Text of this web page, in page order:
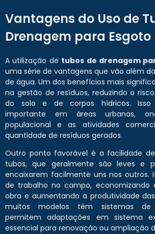
Vantagens do Uso de
Drenagem para Esgoto
A utilização de tubos de drenagem
uma série de vantagens que vão além
de água. Um dos benefícios mais
na gestão de resíduos, reduzindo o
do solo e de corpos hídricos. Isso
importante em áreas urbanas,
populacional e as atividades
quantidade de resíduos gerados.
Outro ponto favorável é a facilidade
tubos, que geralmente são leves e
encaixarem facilmente uns nos outros.
de trabalho no campo, economizando
obra e aumentando a produtividade
muitos modelos têm sistemas de
permitem adaptações em sistema
essencial para renovação ou ampliação